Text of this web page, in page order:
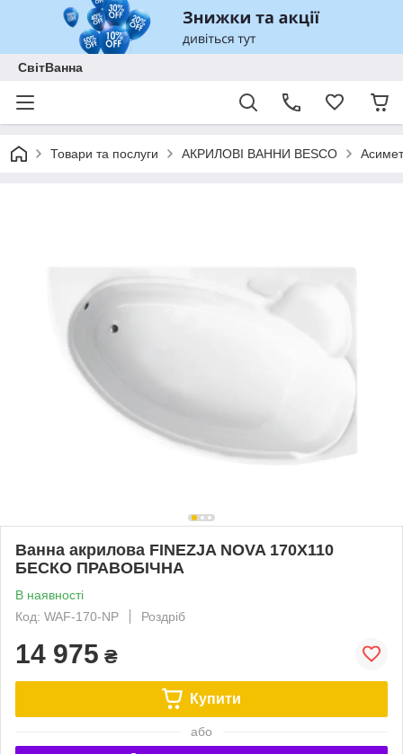
СвітВанна
Товари та послуги АКРИЛОВІ ВАННИ BESCO
Ванна акрилова FINEZJA NOVA 170Х110
БЕСКО ПРАВОБІЧНА
В наявності
Код: WAF-170-NP
Роздріб
14 975 ₴
Купити
або